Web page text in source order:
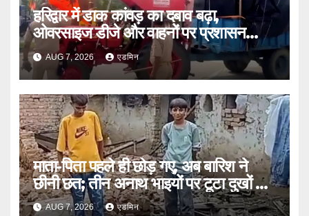
हरिद्वार में डाक कांवड़ का दबाव बढ़ा,
ओवरसाइज डीजे और वाहनों पर प्रशासन
सख्तAUG 7, 2026 एडमिन
माता-पिता पहले ही छोड़ गए, अब बारिश ने
छीनी छत; तीन अनाथ भाइयों पर टूटा दुखों का
पहाड़
AUG 7, 2026 एडमिन